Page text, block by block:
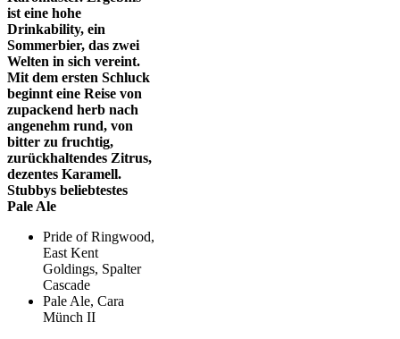
ist eine hohe
Drinkability, ein
Sommerbier, das zwei
Welten in sich vereint.
Mit dem ersten Schluck
beginnt eine Reise von
zupackend herb nach
angenehm rund, von
bitter zu fruchtig,
zurückhaltendes Zitrus,
dezentes Karamell.
Stubbys beliebtestes
Pale Ale
Pride of Ringwood,
East Kent
Goldings, Spalter
Cascade
Pale Ale, Cara
Münch II